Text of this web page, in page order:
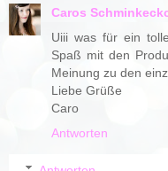
Caros
Uiii was für ein
Spaß mit den
Meinung zu den
Liebe Grüße
Caro
Antworten